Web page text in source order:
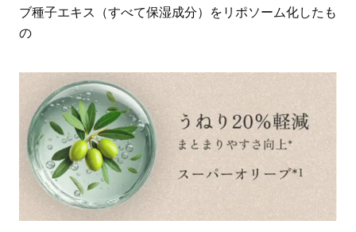
ブ種子エキス（すべて保湿成分）をリポソーム化したも
の